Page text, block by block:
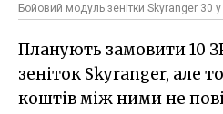
Бойовий модуль зенітки Skyranger 30 у
Планують замовити 10
зеніток Skyranger, але
коштів між ними не